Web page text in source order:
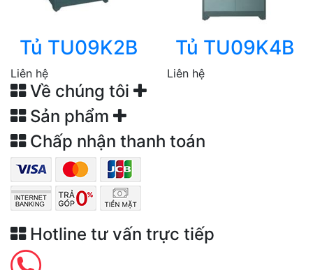
Tủ TU09K2B
Liên hệ
Tủ TU09K4B
Liên hệ
Về chúng tôi
Sản phẩm
Chấp nhận thanh toán
Hotline tư vấn trực tiếp